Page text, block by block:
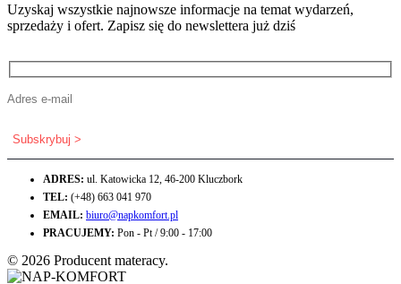
Uzyskaj wszystkie najnowsze informacje na temat wydarzeń,
sprzedaży i ofert. Zapisz się do newslettera już dziś
ADRES: ul. Katowicka 12, 46-200 Kluczbork
TEL: (+48) 663 041 970
EMAIL: biuro@napkomfort.pl
PRACUJEMY: Pon - Pt / 9:00 - 17:00
© 2026 Producent materacy.